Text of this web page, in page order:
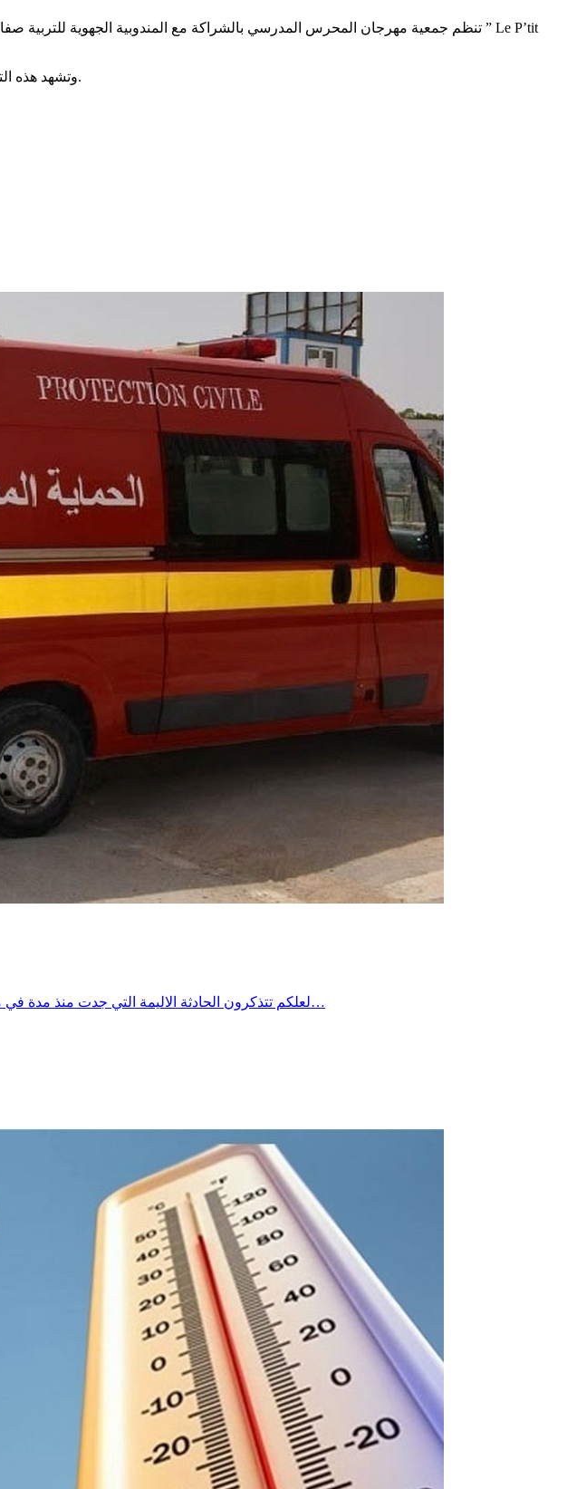
وتشهد هذه التظاهرة مشاركة 20 مدرسة من صفاقس وقابس يقدم خلالها أكثر من 200 تلميذ عروضا مسرحية باللغة الفرنسية.
لعلكم تتذكرون الحادثة الاليمة التي جدت منذ مدة في معتمدية منزل شاكر من ولاية صفاقس حين غرق شاب في فستقية ماء وخيّم الحُزن آنذاك على المنطقة وطالب…